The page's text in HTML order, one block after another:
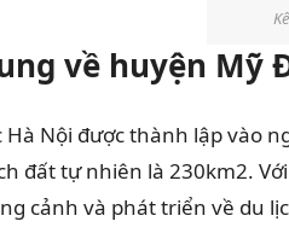
về huyện Mỹ
Nội được thành lập vào
đất tự nhiên là 230km2.
cảnh và phát triển về du